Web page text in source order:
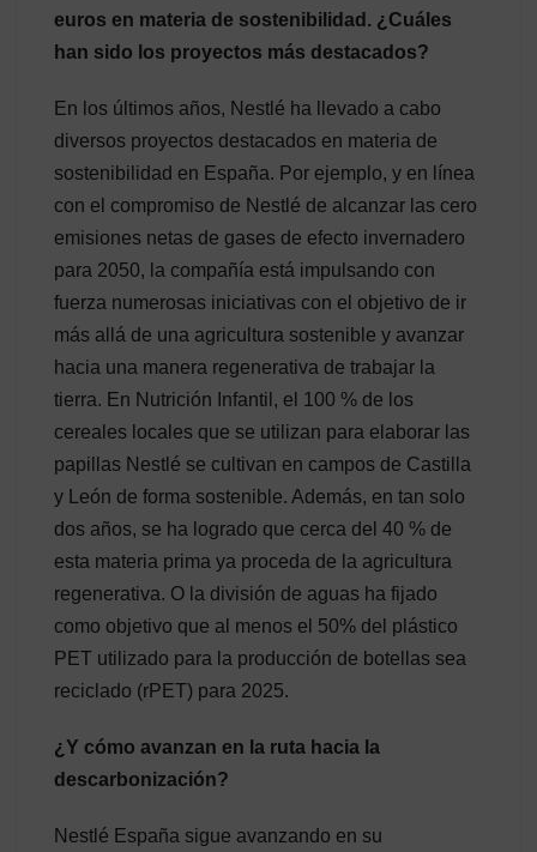
euros en materia de sostenibilidad. ¿Cuáles
han sido los proyectos más destacados?
En los últimos años, Nestlé ha llevado a cabo
diversos proyectos destacados en materia de
sostenibilidad en España. Por ejemplo, y en línea
con el compromiso de Nestlé de alcanzar las cero
emisiones netas de gases de efecto invernadero
para 2050, la compañía está impulsando con
fuerza numerosas iniciativas con el objetivo de ir
más allá de una agricultura sostenible y avanzar
hacia una manera regenerativa de trabajar la
tierra. En Nutrición Infantil, el 100 % de los
cereales locales que se utilizan para elaborar las
papillas Nestlé se cultivan en campos de Castilla
y León de forma sostenible. Además, en tan solo
dos años, se ha logrado que cerca del 40 % de
esta materia prima ya proceda de la agricultura
regenerativa. O la división de aguas ha fijado
como objetivo que al menos el 50% del plástico
PET utilizado para la producción de botellas sea
reciclado (rPET) para 2025.
¿Y cómo avanzan en la ruta hacia la
descarbonización?
Nestlé España sigue avanzando en su